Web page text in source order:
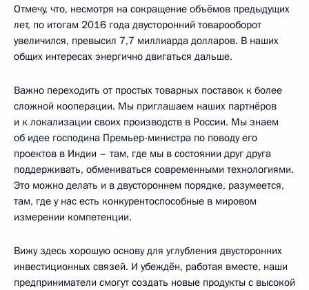
Отмечу, что, несмотря на сокращение объёмов предыдущих
лет, по итогам 2016 года двусторонний товарооборот
увеличился, превысил 7,7 миллиарда долларов. В наших
общих интересах энергично двигаться дальше.
Важно переходить от простых товарных поставок к более
сложной кооперации. Мы приглашаем наших партнёров
и к локализации своих производств в России. Мы знаем
об идее господина Премьер-министра по поводу его
проектов в Индии – там, где мы в состоянии друг друга
поддерживать, обмениваться современными технологиями.
Это можно делать и в двустороннем порядке, разумеется,
там, где у нас есть конкурентоспособные в мировом
измерении компетенции.
Вижу здесь хорошую основу для углубления двусторонних
инвестиционных связей. И убеждён, работая вместе, наши
предприниматели смогут создать новые продукты с высокой